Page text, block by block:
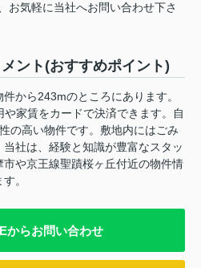
お気軽に当社へお問い合わせ下さ
ント(おすすめポイント)
から243mのところにあります。
家賃をカードで決済できます。自
の高い物件です。敷地内にはごみ
社は、経験と知識が豊富なスタッ
や京王線聖蹟桜ヶ丘付近の物件情
。
からお問い合わせ